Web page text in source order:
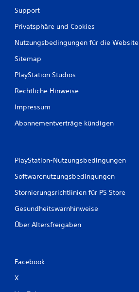
Support
Privatsphäre und Cookies
Nutzungsbedingungen für die Website
Sitemap
PlayStation Studios
Rechtliche Hinweise
Impressum
Abonnementverträge kündigen
PlayStation-Nutzungsbedingungen
Softwarenutzungsbedingungen
Stornierungsrichtlinien für PS Store
Gesundheitswarnhinweise
Über Altersfreigaben
Facebook
X